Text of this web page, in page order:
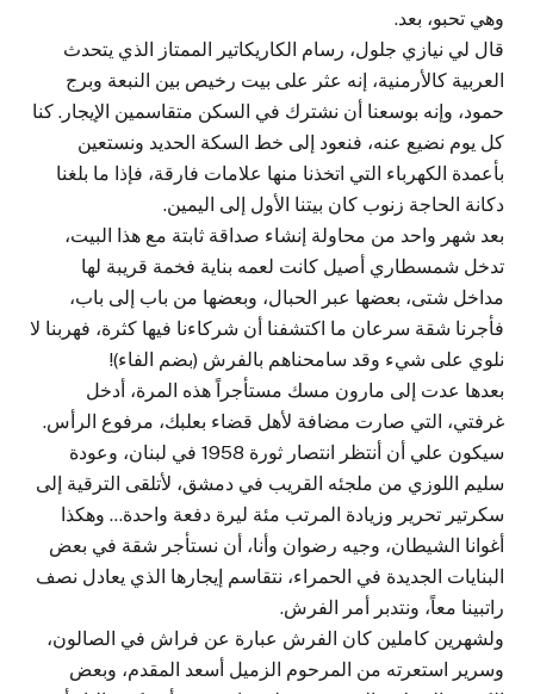
وهي تحبو، بعد.
قال لي نيازي جلول، رسام الكاريكاتير الممتاز الذي يتحدث
العربية كالأرمنية، إنه عثر على بيت رخيص بين النبعة وبرج
حمود، وإنه بوسعنا أن نشترك في السكن متقاسمين الإيجار. كنا
كل يوم نضيع عنه، فنعود إلى خط السكة الحديد ونستعين
بأعمدة الكهرباء التي اتخذنا منها علامات فارقة، فإذا ما بلغنا
دكانة الحاجة زنوب كان بيتنا الأول إلى اليمين.
بعد شهر واحد من محاولة إنشاء صداقة ثابتة مع هذا البيت،
تدخل شمسطاري أصيل كانت لعمه بناية فخمة قريبة لها
مداخل شتى، بعضها عبر الحبال، وبعضها من باب إلى باب،
فأجرنا شقة سرعان ما اكتشفنا أن شركاءنا فيها كثرة، فهربنا لا
نلوي على شيء وقد سامحناهم بالفرش (بضم الفاء)!
بعدها عدت إلى مارون مسك مستأجراً هذه المرة، أدخل
غرفتي، التي صارت مضافة لأهل قضاء بعلبك، مرفوع الرأس.
سيكون علي أن أنتظر انتصار ثورة 1958 في لبنان، وعودة
سليم اللوزي من ملجئه القريب في دمشق، لأتلقى الترقية إلى
سكرتير تحرير وزيادة المرتب مئة ليرة دفعة واحدة… وهكذا
أغوانا الشيطان، وجيه رضوان وأنا، أن نستأجر شقة في بعض
البنايات الجديدة في الحمراء، نتقاسم إيجارها الذي يعادل نصف
راتبينا معاً، ونتدبر أمر الفرش.
ولشهرين كاملين كان الفرش عبارة عن فراش في الصالون،
وسرير استعرته من المرحوم الزميل أسعد المقدم، وبعض